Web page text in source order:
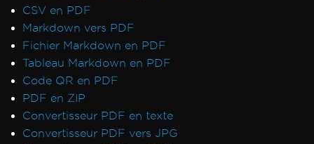
.NET Framework plante avec Prefer32Bit
PDF/UA affiche un fond gris
Les emojis ne s'affichent pas
Règles CSS @page vs RenderingOptions
Initialisation correcte de RenderingOptions
Disparités de police : Windows vs Linux
Incorporation de polices personnalisées sous
Linux
CSV en PDF
Markdown vers PDF
Fichier Markdown en PDF
Tableau Markdown en PDF
Code QR en PDF
PDF en ZIP
Convertisseur PDF en texte
Convertisseur PDF vers JPG